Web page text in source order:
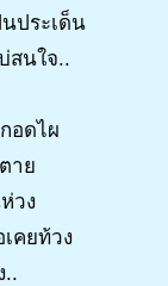
ประเด็น
สนใจ..
อดไผ
าย
วง
คยท้วง
..